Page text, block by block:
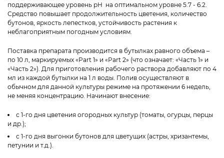
поддерживающее уровень pH на оптимальном уровне 5.7 - 6.2.
Средство повышает продолжительность цветения, количество
бутонов, яркость лепестков, устойчивость растения к
неблагоприятным погодным условиям.
Поставка препарата производится в бутылках равного объема –
по 10 л, маркируемых «Part 1» и «Part 2» (что означает: «Часть 1» и
«Часть 2»). Для приготовления рабочего раствора добавляют по 4
мл из каждой бутылки на 1 л воды. Полив осуществляют в
обычном для данной культуры режиме на протяжении 6 недель,
не меняя концентрацию. Начинают внесение:
с 1-го дня цветения огородных культур (томаты, огурцы, перцы
и др.);
с 1-го дня выгонки бутонов для цветущих (астры, хризантемы,
петунии и т.д.).